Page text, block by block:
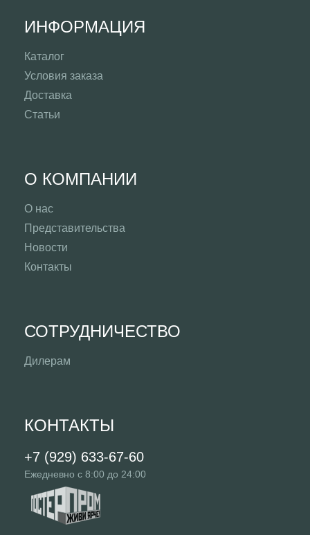
ИНФОРМАЦИЯ
Каталог
Условия заказа
Доставка
Статьи
О КОМПАНИИ
О нас
Представительства
Новости
Контакты
СОТРУДНИЧЕСТВО
Дилерам
КОНТАКТЫ
+7 (929) 633-67-60
Ежедневно с 8:00 до 24:00